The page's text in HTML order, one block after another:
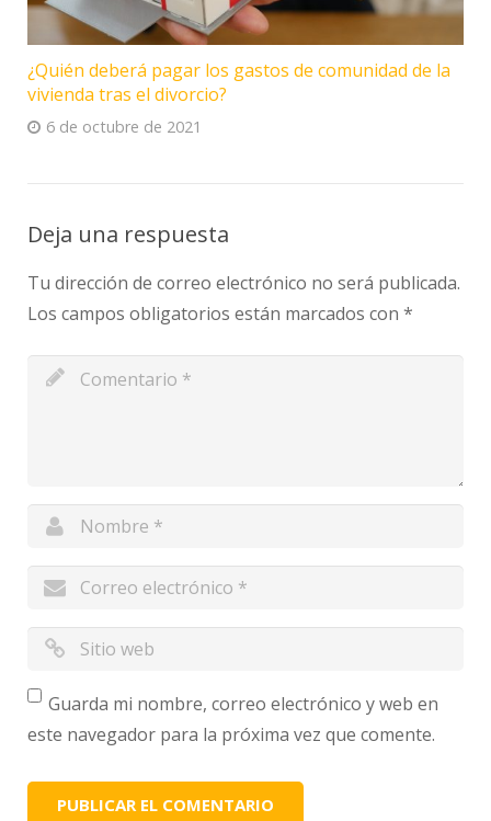
¿Quién deberá pagar los gastos de comunidad de la
vivienda tras el divorcio?
6 de octubre de 2021
Deja una respuesta
Tu dirección de correo electrónico no será publicada.
Los campos obligatorios están marcados con *
Guarda mi nombre, correo electrónico y web en
este navegador para la próxima vez que comente.